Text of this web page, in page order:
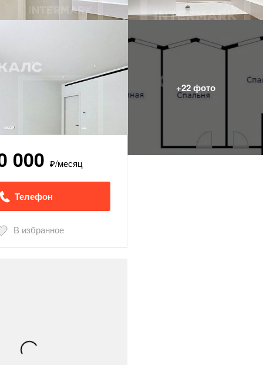
+22 фото
000 ₽/месяц
Телефон
В избранное